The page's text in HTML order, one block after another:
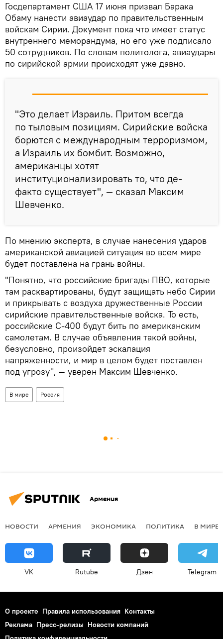
Госдепартамент США 17 июня призвал Барака
Обаму нанести авиаудар по правительственным
войскам Сирии. Документ пока что имеет статус
внутреннего меморандума, но его уже подписало
50 сотрудников. По словам политолога, авиаудары
по сирийской армии происходят уже давно.
"Это делает Израиль. Притом всегда
по тыловым позициям. Сирийские войска
борются с международным терроризмом,
а Израиль их бомбит. Возможно,
американцы хотят
институционализировать то, что де-
факто существует", — сказал Максим
Шевченко.
По мнению эксперта, в случае нанесения ударов
американской авиацией ситуация во всем мире
будет поставлена на грань войны.
"Понятно, что российские бригады ПВО, которые
там расквартированы, будут защищать небо Сирии
и прикрывать с воздуха дружественные России
сирийские правительственные войска. То есть,
российские С-400 будут бить по американским
самолетам. В случае объявления такой войны,
безусловно, произойдет эскалация
напряженности, и мир в целом будет поставлен
под угрозу", — уверен Максим Шевченко.
В мире Россия
Армения
НОВОСТИ АРМЕНИЯ ЭКОНОМИКА ПОЛИТИКА В МИРЕ
VK Rutube Дзен Telegram
О проекте Правила использования Контакты
Реклама Пресс-релизы Новости компаний